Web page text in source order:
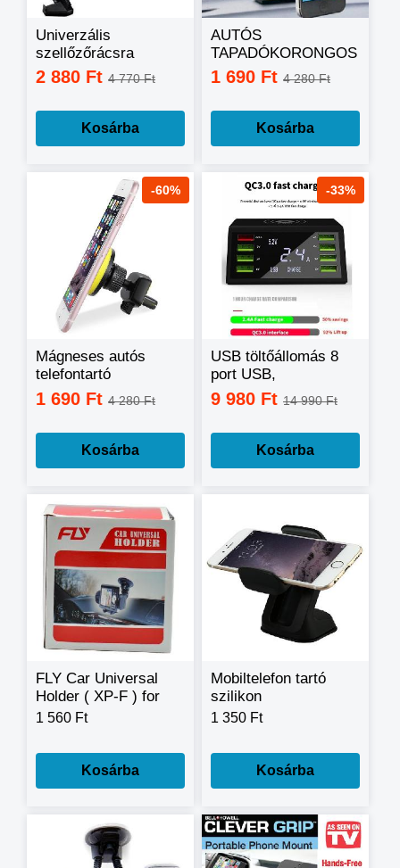
Univerzális
szellőzőrácsra
helyezhető pohár és
mobil tartó
2 880 Ft 4 770 Ft
Kosárba
AUTÓS
TAPADÓKORONGOS
TELEFONTARTÓ
1 690 Ft 4 280 Ft
Kosárba
-60%
Mágneses autós
telefontartó
szellőzőrácsra A04
1 690 Ft 4 280 Ft
Kosárba
-33%
USB töltőállomás 8
port USB,
vezetéknélküli
töltéssel intelligens
9 980 Ft 14 990 Ft
Kosárba
FLY Car Universal
Holder ( XP-F ) for
mobile phone, GPS
1 560 Ft
Kosárba
Mobiltelefon tartó
szilikon
tapadókorong alap -
-
1 350 Ft
Kosárba